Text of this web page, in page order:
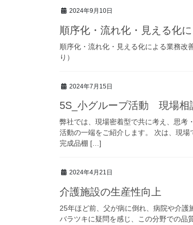
2024年9月10日
順序化・流れ化・見える
順序化・流れ化・見える化による業務
り）
2024年7月15日
5S_小グループ活動 現場
弊社では、現場密着型で共に考え、思考
活動の一端をご紹介します。 次は、現
完成品棚 […]
2024年4月21日
介護施設の生産性向上
25年ほど前、父が病に倒れ、病院や介
バラツキに疑問を感じ、この分野での品